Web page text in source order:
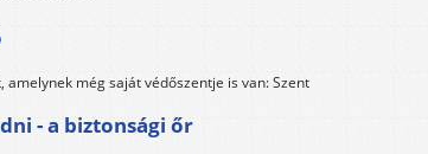
még saját védőszentje is van: Szent
- a biztonsági őr